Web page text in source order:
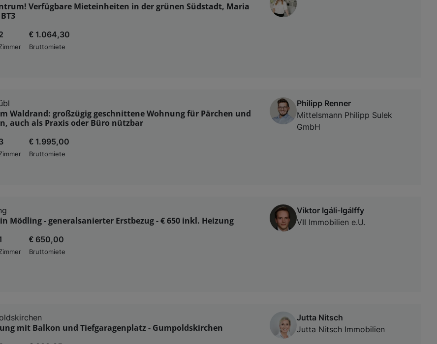
Verfügbare Mieteinheiten in der grünen Südstadt, Maria
€ 1.064,30
Bruttomiete
Waldrand: großzügig geschnittene Wohnung für Pärchen und
auch als Praxis oder Büro nützbar
€ 1.995,00
Bruttomiete
Philipp Renner
Mittelsmann Philipp Sulek
GmbH
Mödling - generalsanierter Erstbezug - € 650 inkl. Heizung
€ 650,00
Bruttomiete
Viktor Igáli-Igálffy
VII Immobilien e.U.
mit Balkon und Tiefgaragenplatz - Gumpoldskirchen
Jutta Nitsch
Jutta Nitsch Immobilien